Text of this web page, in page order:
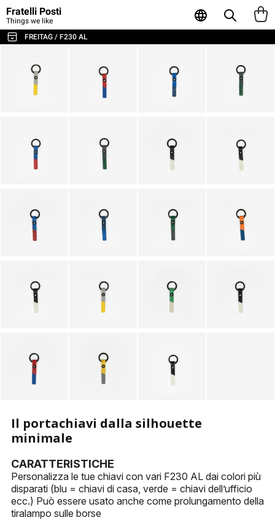
Fratelli Posti
Things we like
FREITAG / F230 AL
BORSE A TRACOLLA E MESSENGER
BORSE PORTA LAPTOP
TOTE E SHOPPER
POUCH E CONTENITORI
CUSTODIE PER LAPTOP
PORTACHIAVI
ALTRI ACCESSORI
Il portachiavi dalla silhouette
minimale
CARATTERISTICHE
Personalizza le tue chiavi con vari F230 AL dai colori più
disparati (blu = chiavi di casa, verde = chiavi dell’ufficio
ecc.) Può essere usato anche come prolungamento della
tiralampo sulle borse